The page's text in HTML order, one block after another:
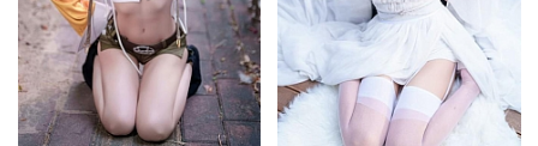
[XIAOYU语画界]2023.03.02 VOL.977 梦心玥[101+1P／
834MB] 2023-06-13
日奈娇 – NO.160 鸳鸯浴[150P-2.68GB]
2024-08-04